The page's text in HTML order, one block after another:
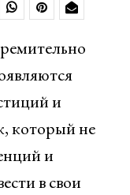
и
который не
и
в свои